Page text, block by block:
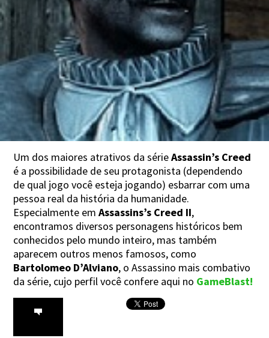
Um dos maiores atrativos da sérieAssassin’s Creed
é a possibilidade de seu protagonista (dependendo
de qual jogo você esteja jogando) esbarrar com uma
pessoa real da história da humanidade.
Especialmente emAssassins’s Creed II,
encontramos diversos personagens históricos bem
conhecidos pelo mundo inteiro, mas também
aparecem outros menos famosos, como
Bartolomeo D’Alviano, o Assassino mais combativo
da série, cujo perfil você confere aqui no GameBlast!